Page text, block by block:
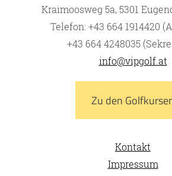
Kraimoosweg 5a, 5301
Telefon: +43 664 1914420
+43 664 4248035
info@vipgolf.at
Zu den
Kontakt
Impressum